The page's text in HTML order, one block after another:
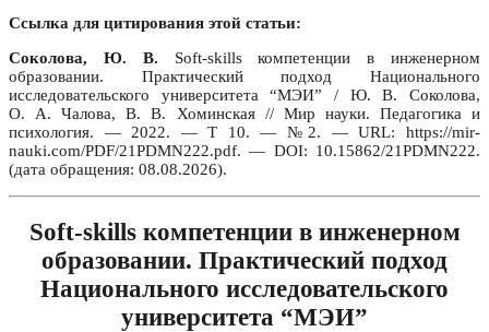
Ссылка для цитирования этой статьи:
Соколова, Ю. В. Soft-skills компетенции в инженерном
образовании. Практический подход Национального
исследовательского университета “МЭИ” / Ю. В. Соколова,
О. А. Чалова, В. В. Хоминская // Мир науки. Педагогика и
психология. — 2022. — Т 10. — №2. — URL: https://mir-
nauki.com/PDF/21PDMN222.pdf. — DOI: 10.15862/21PDMN222.
(дата обращения: 08.08.2026).
Soft-skills компетенции в инженерном
образовании. Практический подход
Национального исследовательского
университета “МЭИ”